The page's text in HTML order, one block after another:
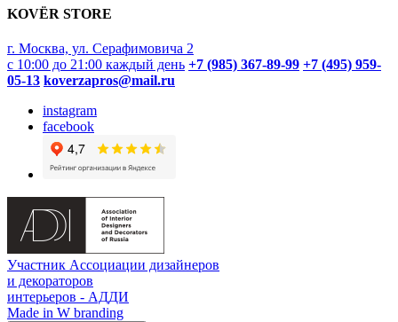
KOVËR STORE
г. Москва, ул. Серафимовича 2
с 10:00 до 21:00 каждый день +7 (985) 367-89-99 +7 (495) 959-
05-13 koverzapros@mail.ru
instagram
facebook
Участник Ассоциации дизайнеров
и декораторов
интерьеров - АДДИ
Made in W branding